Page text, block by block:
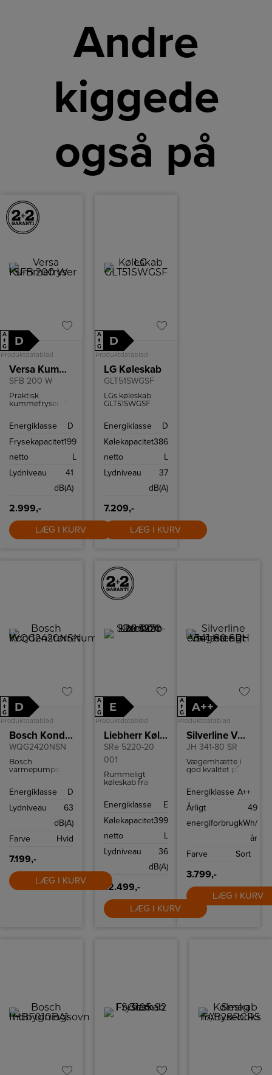
Andre
kiggede
også på
A
↑
G
D
Produktdatablad
Versa Kummefryser
SFB 200 W
Praktisk
kummefryser der
kapacitet på hele
Energiklasse
D
Frysekapacitet
netto
199
L
Lydniveau
41
dB(A)
2.999,-
LÆG I KURV
A
↑
G
D
Produktdatablad
LG Køleskab
GLT51SWGSF
LGs køleskab
GLT51SWGSF
tilpasset dit
køleskab har stor
smarte
holder maden
frisk så længe
Energiklasse
D
Kølekapacitet
netto
386
L
Lydniveau
37
dB(A)
7.209,-
LÆG I KURV
A
↑
G
D
Produktdatablad
Bosch Kondenstørretumbler
WQG2420NSN
Bosch
varmepumpetørretumbler
AutoDry
EasyClean
energiklasse A++
63 dB.
Energiklasse
D
Lydniveau
63
dB(A)
Farve
Hvid
7.199,-
LÆG I KURV
A
↑
G
E
Produktdatablad
Liebherr Køleskab
SRe 5220-20
001
Rummeligt
køleskab fra
kølevarer og
Energiklasse
E
Kølekapacitet
netto
399
L
Lydniveau
36
dB(A)
12.499,-
LÆG I KURV
A
↑
G
A++
Produktdatablad
Silverline Væghængt emhætte
JH 341-80 SR
Vægemhætte i
god kvalitet på
Energiklasse A++
Årligt
energiforbrug
49
kWh/
år
Farve
Sort
3.799,-
LÆG I KURV